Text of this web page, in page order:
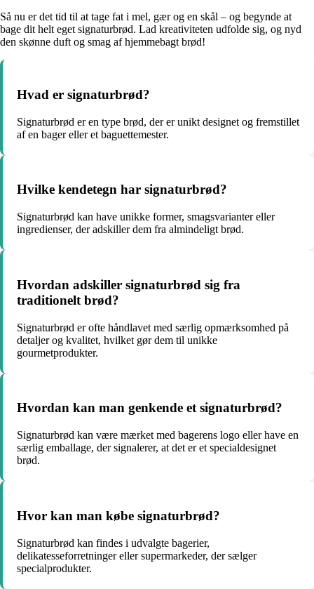
Så nu er det tid til at tage fat i mel, gær og en skål – og begynde at
bage dit helt eget signaturbrød. Lad kreativiteten udfolde sig, og nyd
den skønne duft og smag af hjemmebagt brød!
Hvad er signaturbrød?
Signaturbrød er en type brød, der er unikt designet og fremstillet
af en bager eller et baguettemester.
Hvilke kendetegn har signaturbrød?
Signaturbrød kan have unikke former, smagsvarianter eller
ingredienser, der adskiller dem fra almindeligt brød.
Hvordan adskiller signaturbrød sig fra
traditionelt brød?
Signaturbrød er ofte håndlavet med særlig opmærksomhed på
detaljer og kvalitet, hvilket gør dem til unikke
gourmetprodukter.
Hvordan kan man genkende et signaturbrød?
Signaturbrød kan være mærket med bagerens logo eller have en
særlig emballage, der signalerer, at det er et specialdesignet
brød.
Hvor kan man købe signaturbrød?
Signaturbrød kan findes i udvalgte bagerier,
delikatesseforretninger eller supermarkeder, der sælger
specialprodukter.